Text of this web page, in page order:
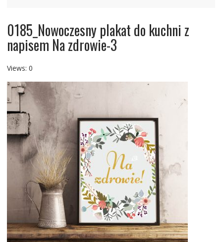
0185_Nowoczesny plakat do kuchni z
napisem Na zdrowie-3
Views: 0